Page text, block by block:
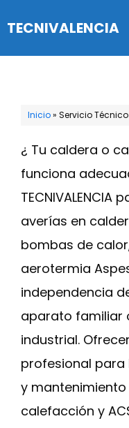
al
contenido
TECNIVALENCIA
Inicio» Servicio
¿ Tu caldera o
funciona
averías en
bombas de
aerotermia
independencia
aparato familiar
industrial.
profesional para
y
calefacción y